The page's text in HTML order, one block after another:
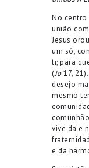
No centro
união
Jesus
um só,
ti; para
(Jo17,
desejo
mesmo
vive da e
e da